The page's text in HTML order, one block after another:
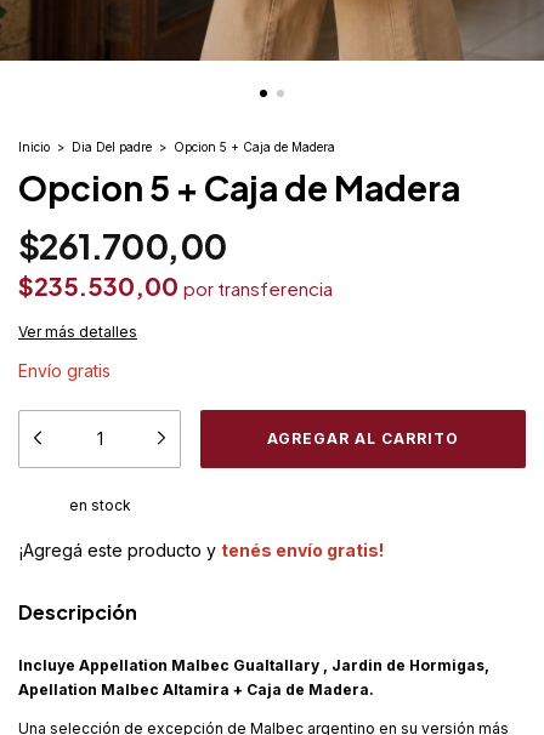
Inicio > Dia Del padre > Opcion 5 + Caja de Madera
Opcion 5 + Caja de Madera
$261.700,00
$235.530,00
Ver más detalles
Envío gratis
en stock
¡Agregá este producto y tenés envío gratis!
Descripción
Incluye Appellation Malbec Gualtallary , Jardin de Hormigas,
Apellation Malbec Altamira + Caja de Madera.
Una selección de excepción de Malbec argentino en su versión más